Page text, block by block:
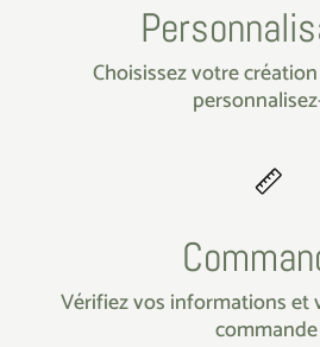
Choisissez votre
Vérifiez vos informations et
commande